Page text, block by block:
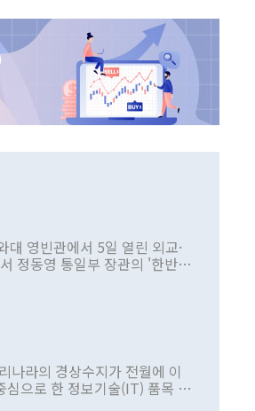
영빈관에서 5일 열린 외교·
정동영 통일부 장관의 '한반도
을 정책으로 추진하겠다고 공
비판을 내놨다. 그동안 정 장
여러 번 있지만 대통령과 유
명한 것은 이례적이다. 정 장
한다는 목소리도 높아지고 있
나라의 경상수지가 전월에 이
심으로 한 정보기술(IT) 품목 수